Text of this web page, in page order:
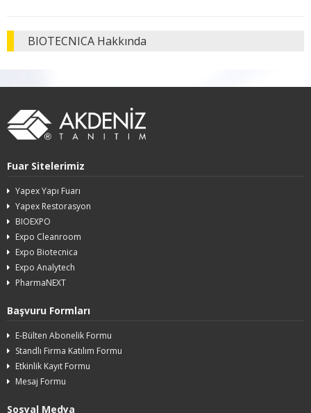
BIOTECNICA Hakkında
Fuar Sitelerimiz
Yapex Yapı Fuarı
Yapex Restorasyon
BIOEXPO
Expo Cleanroom
Expo Biotecnica
Expo Analytech
PharmaNEXT
Başvuru Formları
E-Bülten Abonelik Formu
Standlı Firma Katılım Formu
Etkinlik Kayıt Formu
Mesaj Formu
Sosyal Medya